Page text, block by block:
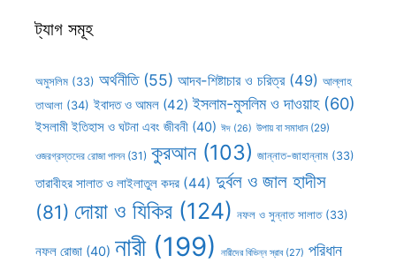
ট্যাগ সমূহ
অমুসলিম (33) অর্থনীতি(55) আদব-শিষ্টাচার ও চরিত্র(49) আল্লাহ
তাআলা (34) ইবাদত ও আমল (42) ইসলাম-মুসলিম ও দাওয়াহ(60)
ইসলামী ইতিহাস ও ঘটনা এবং জীবনী (40) ঈদ (26) উপায় বা সমাধান(29)
ওজরগ্রস্তদের রোজা পালন(31) কুরআন(103) জান্নাত-জাহান্নাম (33)
তারাবীহর সালাত ও লাইলাতুল কদর (44) দুর্বল ও জাল হাদীস
(81) দোয়া ও যিকির (124) নফল ও সুন্নাত সালাত(33)
নফল রোজা (40) নারী(199) নারীদের বিভিন্ন স্রাব(27) পরিধান